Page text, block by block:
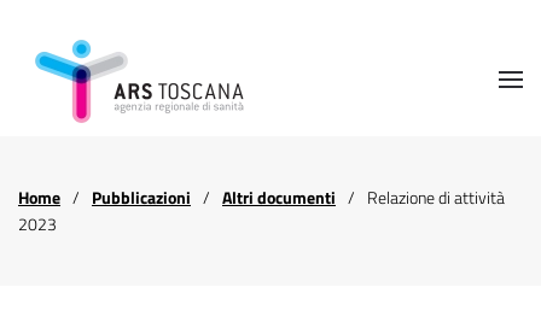
Home Pubblicazioni Altri documenti
Relazione di attività
2023